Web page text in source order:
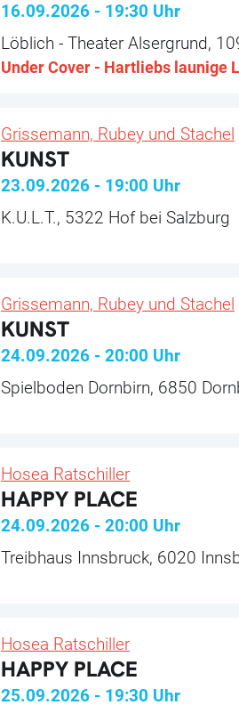
16.09.2026 - 19:30 Uhr
Löblich - Theater Alsergrund,
Under Cover - Hartliebs launige
Grissemann, Rubey und Stachel
KUNST
23.09.2026 - 19:00 Uhr
K.U.L.T., 5322 Hof bei Salzburg
Grissemann, Rubey und Stachel
KUNST
24.09.2026 - 20:00 Uhr
Spielboden Dornbirn, 6850
Hosea Ratschiller
HAPPY PLACE
24.09.2026 - 20:00 Uhr
Treibhaus Innsbruck, 6020
Hosea Ratschiller
HAPPY PLACE
25.09.2026 - 19:30 Uhr